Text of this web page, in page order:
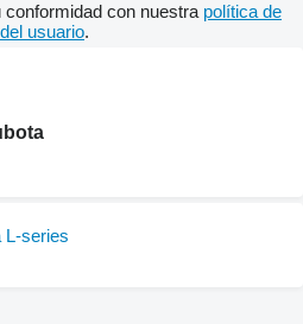
con nuestra política de
usuario.
L-series